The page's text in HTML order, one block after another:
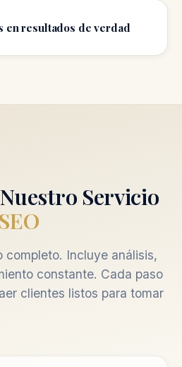
en resultados de verdad
Servicio
completo. Incluye análisis,
constante. Cada paso
clientes listos para tomar